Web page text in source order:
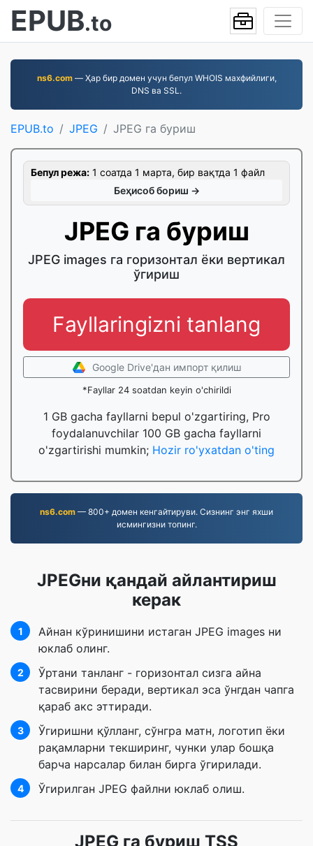
EPUB.to
ns6.com— Ҳар бир домен учун бепул WHOIS махфийлиги,
DNS ва SSL.
EPUB.to JPEG JPEG га буриш
Бепул режа: 1 соатда 1 марта, бир вақтда 1 файл
Беҳисоб бориш →
JPEG га буриш
JPEG images га горизонтал ёки вертикал
ўгириш
Fayllaringizni tanlang
Google Drive'дан импорт қилиш
*Fayllar 24 soatdan keyin o'chirildi
1 GB gacha fayllarni bepul o'zgartiring, Pro
foydalanuvchilar 100 GB gacha fayllarni
o'zgartirishi mumkin; Hozir ro'yxatdan o'ting
ns6.com — 800+ домен кенгайтируви. Сизнинг энг яхши
исмингизни топинг.
JPEGни қандай айлантириш
керак
1
Айнан кўринишини истаган JPEG images ни
юклаб олинг.
2
Ўртани танланг - горизонтал сизга айна
тасвирини беради, вертикал эса ўнгдан чапга
қараб акс эттиради.
3
Ўгиришни қўлланг, сўнгра матн, логотип ёки
рақамларни текширинг, чунки улар бошқа
барча нарсалар билан бирга ўгирилади.
4 Ўгирилган JPEG файлни юклаб олиш.
JPEG га буриш TSS